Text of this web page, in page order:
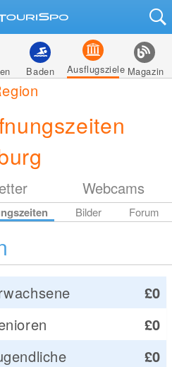
Baden Ausflugsziele Magazin
Webcams
Bilder Forum
£0
£0
£0